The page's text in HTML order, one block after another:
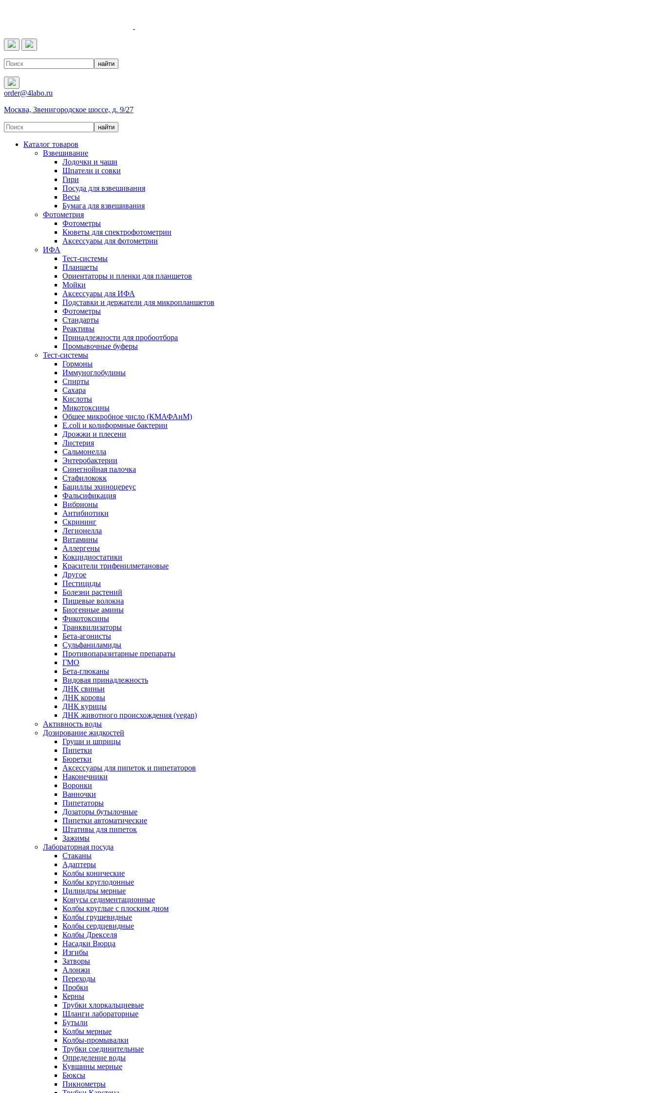
order@4labo.ru
Москва, Звенигородское шоссе, д. 9/27
Каталог товаров
Взвешивание
Лодочки и чаши
Шпатели и совки
Гири
Посуда для взвешивания
Весы
Бумага для взвешивания
Фотометрия
Фотометры
Кюветы для спектрофотометрии
Аксессуары для фотометрии
ИФА
Тест-системы
Планшеты
Ориентаторы и пленки для планшетов
Мойки
Аксессуары для ИФА
Подставки и держатели для микропланшетов
Фотометры
Стандарты
Реактивы
Принадлежности для пробоотбора
Промывочные буферы
Тест-системы
Гормоны
Иммуноглобулины
Спирты
Сахара
Кислоты
Микотоксины
Общее микробное число (КМАФАнМ)
E.coli и колиформные бактерии
Дрожжи и плесени
Листерия
Сальмонелла
Энтеробактерии
Синегнойная палочка
Стафилококк
Бациллы эхиноцереус
Фальсификация
Вибрионы
Антибиотики
Скрининг
Легионелла
Витамины
Аллергены
Кокцидиостатики
Красители трифенилметановые
Другое
Пестициды
Болезни растений
Пищевые волокна
Биогенные амины
Фикотоксины
Транквилизаторы
Бета-агонисты
Сульфаниламиды
Противопаразитарные препараты
ГМО
Бета-глюканы
Видовая принадлежность
ДНК свиньи
ДНК коровы
ДНК курицы
ДНК животного происхождения (vegan)
Активность воды
Дозирование жидкостей
Груши и шприцы
Пипетки
Бюретки
Аксессуары для пипеток и пипетаторов
Наконечники
Воронки
Ванночки
Пипетаторы
Дозаторы бутылочные
Пипетки автоматические
Штативы для пипеток
Зажимы
Лабораторная посуда
Стаканы
Адаптеры
Колбы конические
Колбы круглодонные
Цилиндры мерные
Конусы седиментационные
Колбы круглые с плоским дном
Колбы грушевидные
Колбы сердцевидные
Колбы Дрекселя
Насадки Вюрца
Изгибы
Затворы
Алонжи
Переходы
Пробки
Керны
Трубки хлоркальциевые
Шланги лабораторные
Бутыли
Колбы мерные
Колбы-промывалки
Трубки соединительные
Определение воды
Кувшины мерные
Бюксы
Пикнометры